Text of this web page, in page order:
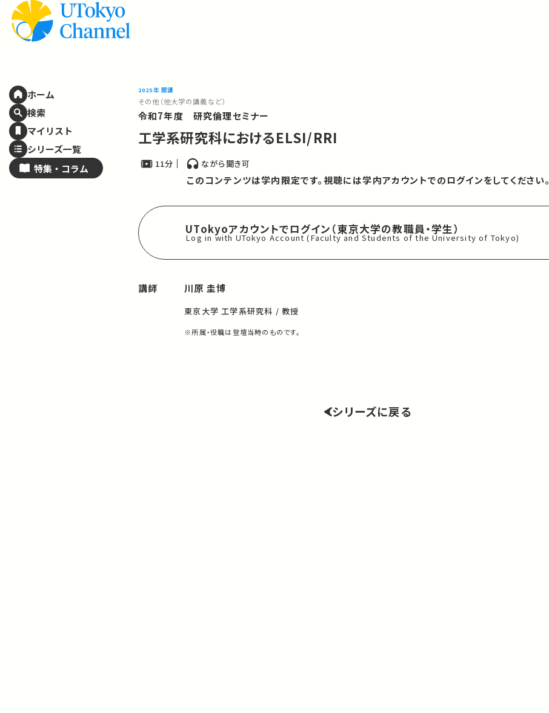
ホーム
検索
マイリスト
シリーズ一覧
特集・ コラム
2025年 開講
その他（他大学の講義など）
令和7年度 研究倫理セミナー
工学系研究科におけるELSI/RRI
11分 ながら聞き可
このコンテンツは学内限定です。視聴には学内アカウントでのログインをしてください。
UTokyoアカウントでログイン （東京大学の教職員・学生）
Log in with UTokyo Account(Faculty and Students ofthe University of Tokyo)
講師 川原 圭博
東京大学 工学系研究科 / 教授
※所属・役職は登壇当時のものです。
シリーズに戻る